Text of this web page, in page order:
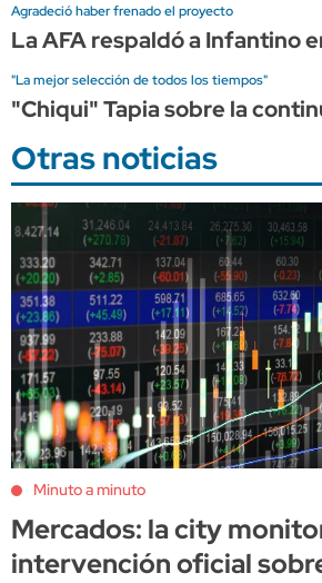
Agradeció haber frenado el proyecto
La AFA respaldó a Infantino
"La mejor selección de todos los tiempos"
"Chiqui" Tapia sobre la
Otras noticias
Minuto a minuto
Mercados: la city
intervención oficial